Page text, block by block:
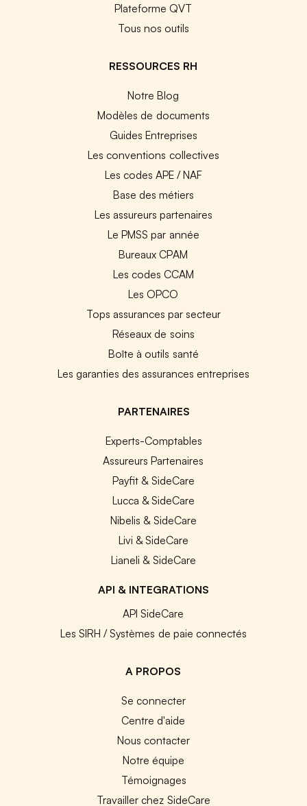
Plateforme QVT
Tous nos outils
RESSOURCES RH
Notre Blog
Modèles de documents
Guides Entreprises
Les conventions collectives
Les codes APE / NAF
Base des métiers
Les assureurs partenaires
Le PMSS par année
Bureaux CPAM
Les codes CCAM
Les OPCO
Tops assurances par secteur
Réseaux de soins
Boîte à outils santé
Les garanties des assurances entreprises
PARTENAIRES
Experts-Comptables
Assureurs Partenaires
Payfit & SideCare
Lucca & SideCare
Nibelis & SideCare
Livi & SideCare
Lianeli & SideCare
API & INTEGRATIONS
API SideCare
Les SIRH / Systèmes de paie connectés
A PROPOS
Se connecter
Centre d'aide
Nous contacter
Notre équipe
Témoignages
Travailler chez SideCare